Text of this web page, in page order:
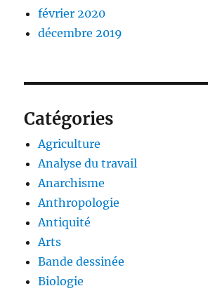
février 2020
décembre 2019
Catégories
Agriculture
Analyse du travail
Anarchisme
Anthropologie
Antiquité
Arts
Bande dessinée
Biologie